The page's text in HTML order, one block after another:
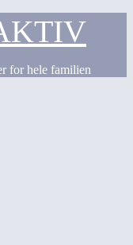
for hele familien